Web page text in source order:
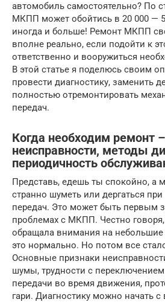
автомобиль самостоятельно? По
МКПП может обойтись в 20 000 —
иногда и больше! Ремонт МКПП
вполне реально, если подойти к
ответственно и вооружиться
В этой статье я поделюсь своим
провести диагностику, заменить
полностью отремонтировать
передач.
Когда необходим ремонт
неисправности, методы
периодичность
Представь, едешь ты спокойно, а
странно шуметь или дергаться
передач. Это может быть первым
проблемах с МКПП. Честно
обращала внимания на небольшие
это нормально. Но потом все
Основные признаки
шумы, трудности с
передачи во время движения,
гари. Диагностику можно начать с